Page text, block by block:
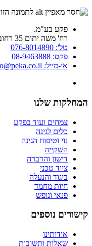
פקע בע"מ.
רח' משה יתום 35 רחובות 7612000
טל': 076-8014890
פקס: 08-9463888
אי-מייל: info@peka.co.il
המחלקות שלנו
צמחים ועוד בפקע
כלים לגינה
נוי וטיפוח הגינה
השקייה
דישון והדברה
ציוד טכני
ביגוד והנעלה
חיות מחמד
פנאי ונופש
קישורים נוספים
אודותינו
שאלות ותשובות